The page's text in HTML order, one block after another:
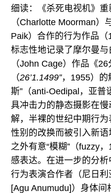
细读：《杀死电视机》重
（Charlotte Moorman）
Paik）合作的行为作品
标志性地记录了摩尔曼与
（John Cage）作品《26
（26’1.1499”，1955）的
斯”（anti-Oedipal，亚普
具冲击力的静态摄影在
解，半裸的世纪中期行
性别的改换而被引入新语
之外有意“模糊”（fuzzy
感表达。在进一步的分
行为表演合作者（尼日
[Agu Anumudu]）身体